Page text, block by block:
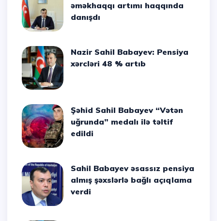
əməkhaqqı artımı haqqında
danışdı
Nazir Sahil Babayev: Pensiya
xərcləri 48 % artıb
Şəhid Sahil Babayev “Vətən
uğrunda” medalı ilə təltif
edildi
Sahil Babayev əsassız pensiya
almış şəxslərlə bağlı açıqlama
verdi